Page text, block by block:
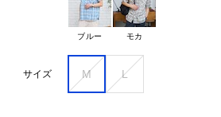
ブルー モカ
サイズ M L